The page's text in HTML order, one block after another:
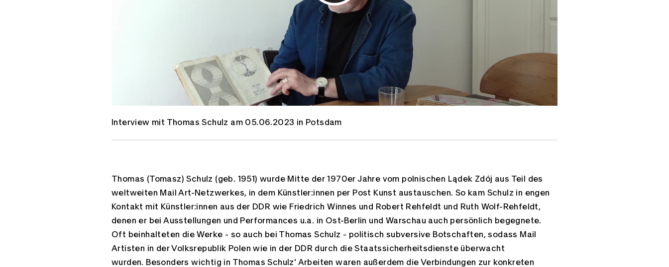
Interview mit Thomas Schulz am 05.06.2023 in Potsdam
Thomas (Tomasz) Schulz (geb. 1951) wurde Mitte der 1970er Jahre vom polnischen Lądek Zdój aus Teil des
weltweiten Mail Art-Netzwerkes, in dem Künstler:innen per Post Kunst austauschen. So kam Schulz in engen
Kontakt mit Künstler:innen aus der DDR wie Friedrich Winnes und Robert Rehfeldt und Ruth Wolf-Rehfeldt,
denen er bei Ausstellungen und Performances u.a. in Ost-Berlin und Warschau auch persönlich begegnete.
Oft beinhalteten die Werke - so auch bei Thomas Schulz - politisch subversive Botschaften, sodass Mail
Artisten in der Volksrepublik Polen wie in der DDR durch die Staatssicherheitsdienste überwacht
wurden. Besonders wichtig in Thomas Schulz' Arbeiten waren außerdem die Verbindungen zur konkreten